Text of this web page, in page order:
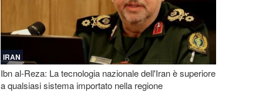
IRAN
Ibn al-Reza: La tecnologia nazionale dell'Iran è superiore
a qualsiasi sistema importato nella regione